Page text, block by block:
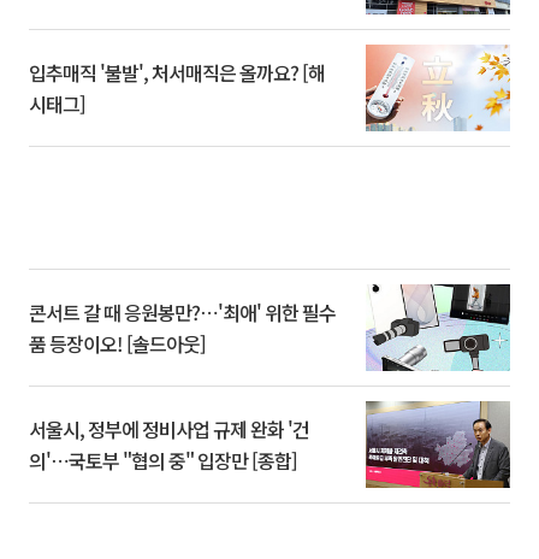
입추매직 '불발', 처서매직은 올까요? [해
시태그]
콘서트 갈 때 응원봉만?⋯'최애' 위한 필수
품 등장이오! [솔드아웃]
서울시, 정부에 정비사업 규제 완화 '건
의'⋯국토부 "협의 중" 입장만 [종합]